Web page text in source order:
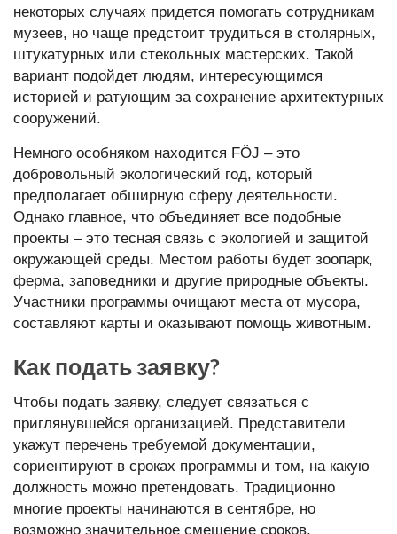
некоторых случаях придется помогать сотрудникам
музеев, но чаще предстоит трудиться в столярных,
штукатурных или стекольных мастерских. Такой
вариант подойдет людям, интересующимся
историей и ратующим за сохранение архитектурных
сооружений.
Немного особняком находится FÖJ – это
добровольный экологический год, который
предполагает обширную сферу деятельности.
Однако главное, что объединяет все подобные
проекты – это тесная связь с экологией и защитой
окружающей среды. Местом работы будет зоопарк,
ферма, заповедники и другие природные объекты.
Участники программы очищают места от мусора,
составляют карты и оказывают помощь животным.
Как подать заявку?
Чтобы подать заявку, следует связаться с
приглянувшейся организацией. Представители
укажут перечень требуемой документации,
сориентируют в сроках программы и том, на какую
должность можно претендовать. Традиционно
многие проекты начинаются в сентябре, но
возможно значительное смещение сроков.